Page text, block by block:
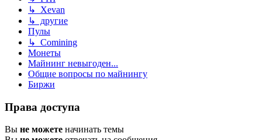
↳ Xevan
↳ другие
Пулы
↳ Comining
Монеты
Майнинг невыгоден...
Общие вопросы по майнингу
Биржи
Права доступа
Вы не можете начинать темы